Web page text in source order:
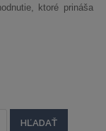
ktoré prináša